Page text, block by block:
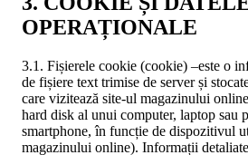
OPERAȚIONALE
3.1. Fișierele cookie (cookie) –este o
de fișiere text trimise de server și
care vizitează site-ul magazinului
hard disk al unui computer, laptop sau
smartphone, în funcție de dispozitivul
magazinului online). Informații